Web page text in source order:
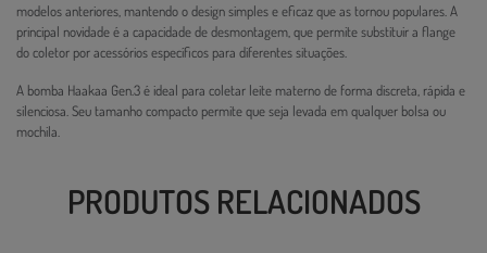
modelos anteriores, mantendo o design simples e eficaz que as tornou populares. A
principal novidade é a capacidade de desmontagem, que permite substituir a flange
do coletor por acessórios específicos para diferentes situações.
A bomba Haakaa Gen.3 é ideal para coletar leite materno de forma discreta, rápida e
silenciosa. Seu tamanho compacto permite que seja levada em qualquer bolsa ou
mochila.
PRODUTOS RELACIONADOS